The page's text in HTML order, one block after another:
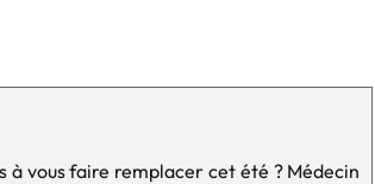
à vous faire remplacer cet été ? Médecin